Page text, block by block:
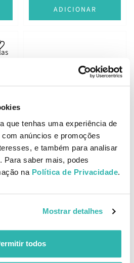
que tenhas uma experiência de
anúncios e promoções
e também para analisar
Para saber mais, podes
na Política de Privacidade.
Mostrar detalhes
todos
ADICIONAR
Dharma Botanicals
Immune-Z 60 cápsulas
€23.79 €27.03
PVPR
ADICIONAR
Z
Dharma Botanicals
Metabolic-Z 60 cápsulas